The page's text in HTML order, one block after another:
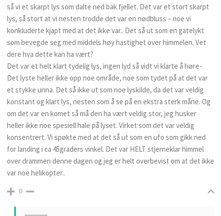
så vi et skarpt lys som dalte ned bak fjellet. Det var et stort skarpt
lys, så stort at vi nesten trodde det var en nødbluss – noe vi
konkluderte kjapt med at det ikke var.. Det så ut som en gatelykt
som bevegde seg med middels høy hastighet over himmelen. Vet
dere hva dette kan ha vært?
Det var et helt klart tydelig lys, ingen lyd så vidt vi klarte å høre-
Det lyste heller ikke opp noe område, noe som tydet på at det var
et stykke unna. Det så ikke ut som noe lyskilde, da det var veldig
konstant og klart lys, nesten som å se på en ekstra sterk måne. Og
om det var en komet så må den ha vært veldig stor, jeg husker
heller ikke noe spesiell hale på lyset. Virket som det var veldig
konsentrert. Vi spøkte med at det så ut som en ufo som gikk ned
for landing i ca 45graders vinkel. Det var HELT stjerneklar himmel
over drammen denne dagen og jeg er helt overbevist om at det ikke
var noe helikopter..
0